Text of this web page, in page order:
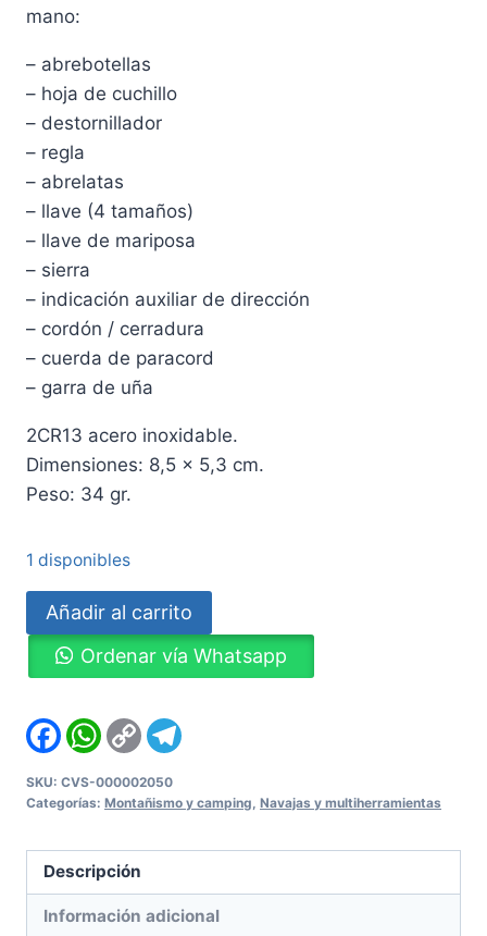
mano:
– abrebotellas
– hoja de cuchillo
– destornillador
– regla
– abrelatas
– llave (4 tamaños)
– llave de mariposa
– sierra
– indicación auxiliar de dirección
– cordón / cerradura
– cuerda de paracord
– garra de uña
2CR13 acero inoxidable.
Dimensiones: 8,5 x 5,3 cm.
Peso: 34 gr.
1 disponibles
Multiherramienta
Tipo
Tarjeta
en
1
PRT
Patagonus
cantidad
Añadir al carrito
Ordenar vía Whatsapp
FacebookWhatsApp
Copy
Link
SKU: CVS-000002050
Categorías: Montañismo y camping Navajas y multiherramientas
Descripción
Información adicional